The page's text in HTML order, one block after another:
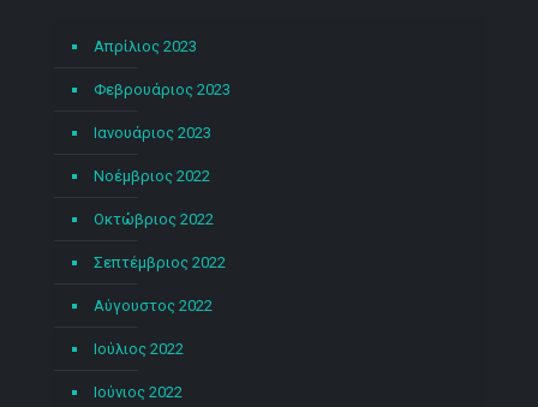
Απρίλιος 2023
Φεβρουάριος 2023
Ιανουάριος 2023
Νοέμβριος 2022
Οκτώβριος 2022
Σεπτέμβριος 2022
Αύγουστος 2022
Ιούλιος 2022
Ιούνιος 2022